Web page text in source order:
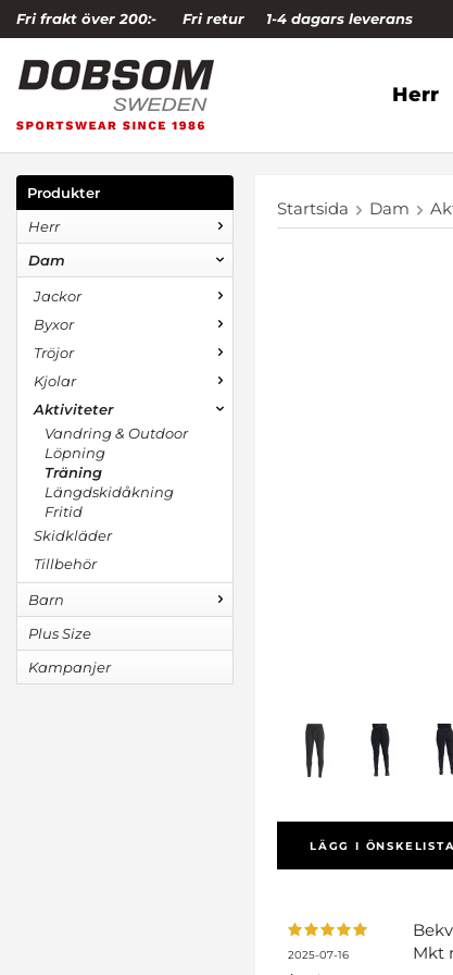
Fri frakt över 200:- Fri retur 1-4 dagars leverans
Herr
Produkter
Herr
Dam
Jackor
Byxor
Tröjor
Kjolar
Aktiviteter
Vandring & Outdoor
Löpning
Träning
Längdskidåkning
Fritid
Skidkläder
Tillbehör
Barn
Plus Size
Kampanjer
Startsida Dam
LÄGG I ÖNSKELISTA
2025-07-16
Mkt